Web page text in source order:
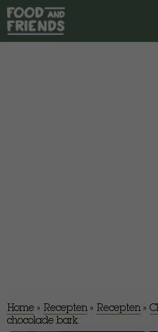
Home » Recepten » Recepten »
chocolade bark